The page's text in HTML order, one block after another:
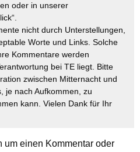
oder in unserer
nicht durch Unterstellungen,
Worte und Links. Solche
Kommentare werden
bei TE liegt. Bitte
zwischen Mitternacht und
je nach Aufkommen, zu
kann. Vielen Dank für Ihr
um einen Kommentar oder